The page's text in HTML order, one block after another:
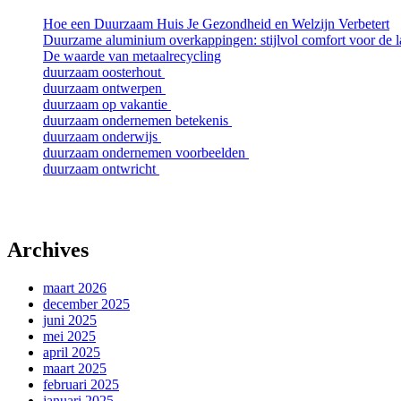
Hoe een Duurzaam Huis Je Gezondheid en Welzijn Verbetert
Duurzame aluminium overkappingen: stijlvol comfort voor de
De waarde van metaalrecycling
duurzaam oosterhout
duurzaam ontwerpen
duurzaam op vakantie
duurzaam ondernemen betekenis
duurzaam onderwijs
duurzaam ondernemen voorbeelden
duurzaam ontwricht
Archives
maart 2026
december 2025
juni 2025
mei 2025
april 2025
maart 2025
februari 2025